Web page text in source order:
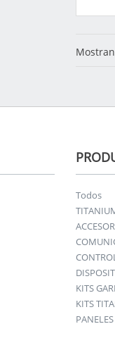
Todos
KITS
KITS